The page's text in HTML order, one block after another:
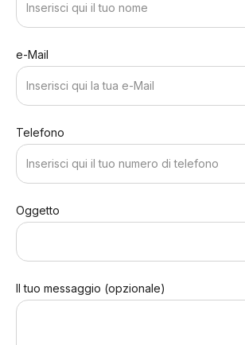
e-Mail
Telefono
Oggetto
Il tuo messaggio (opzionale)